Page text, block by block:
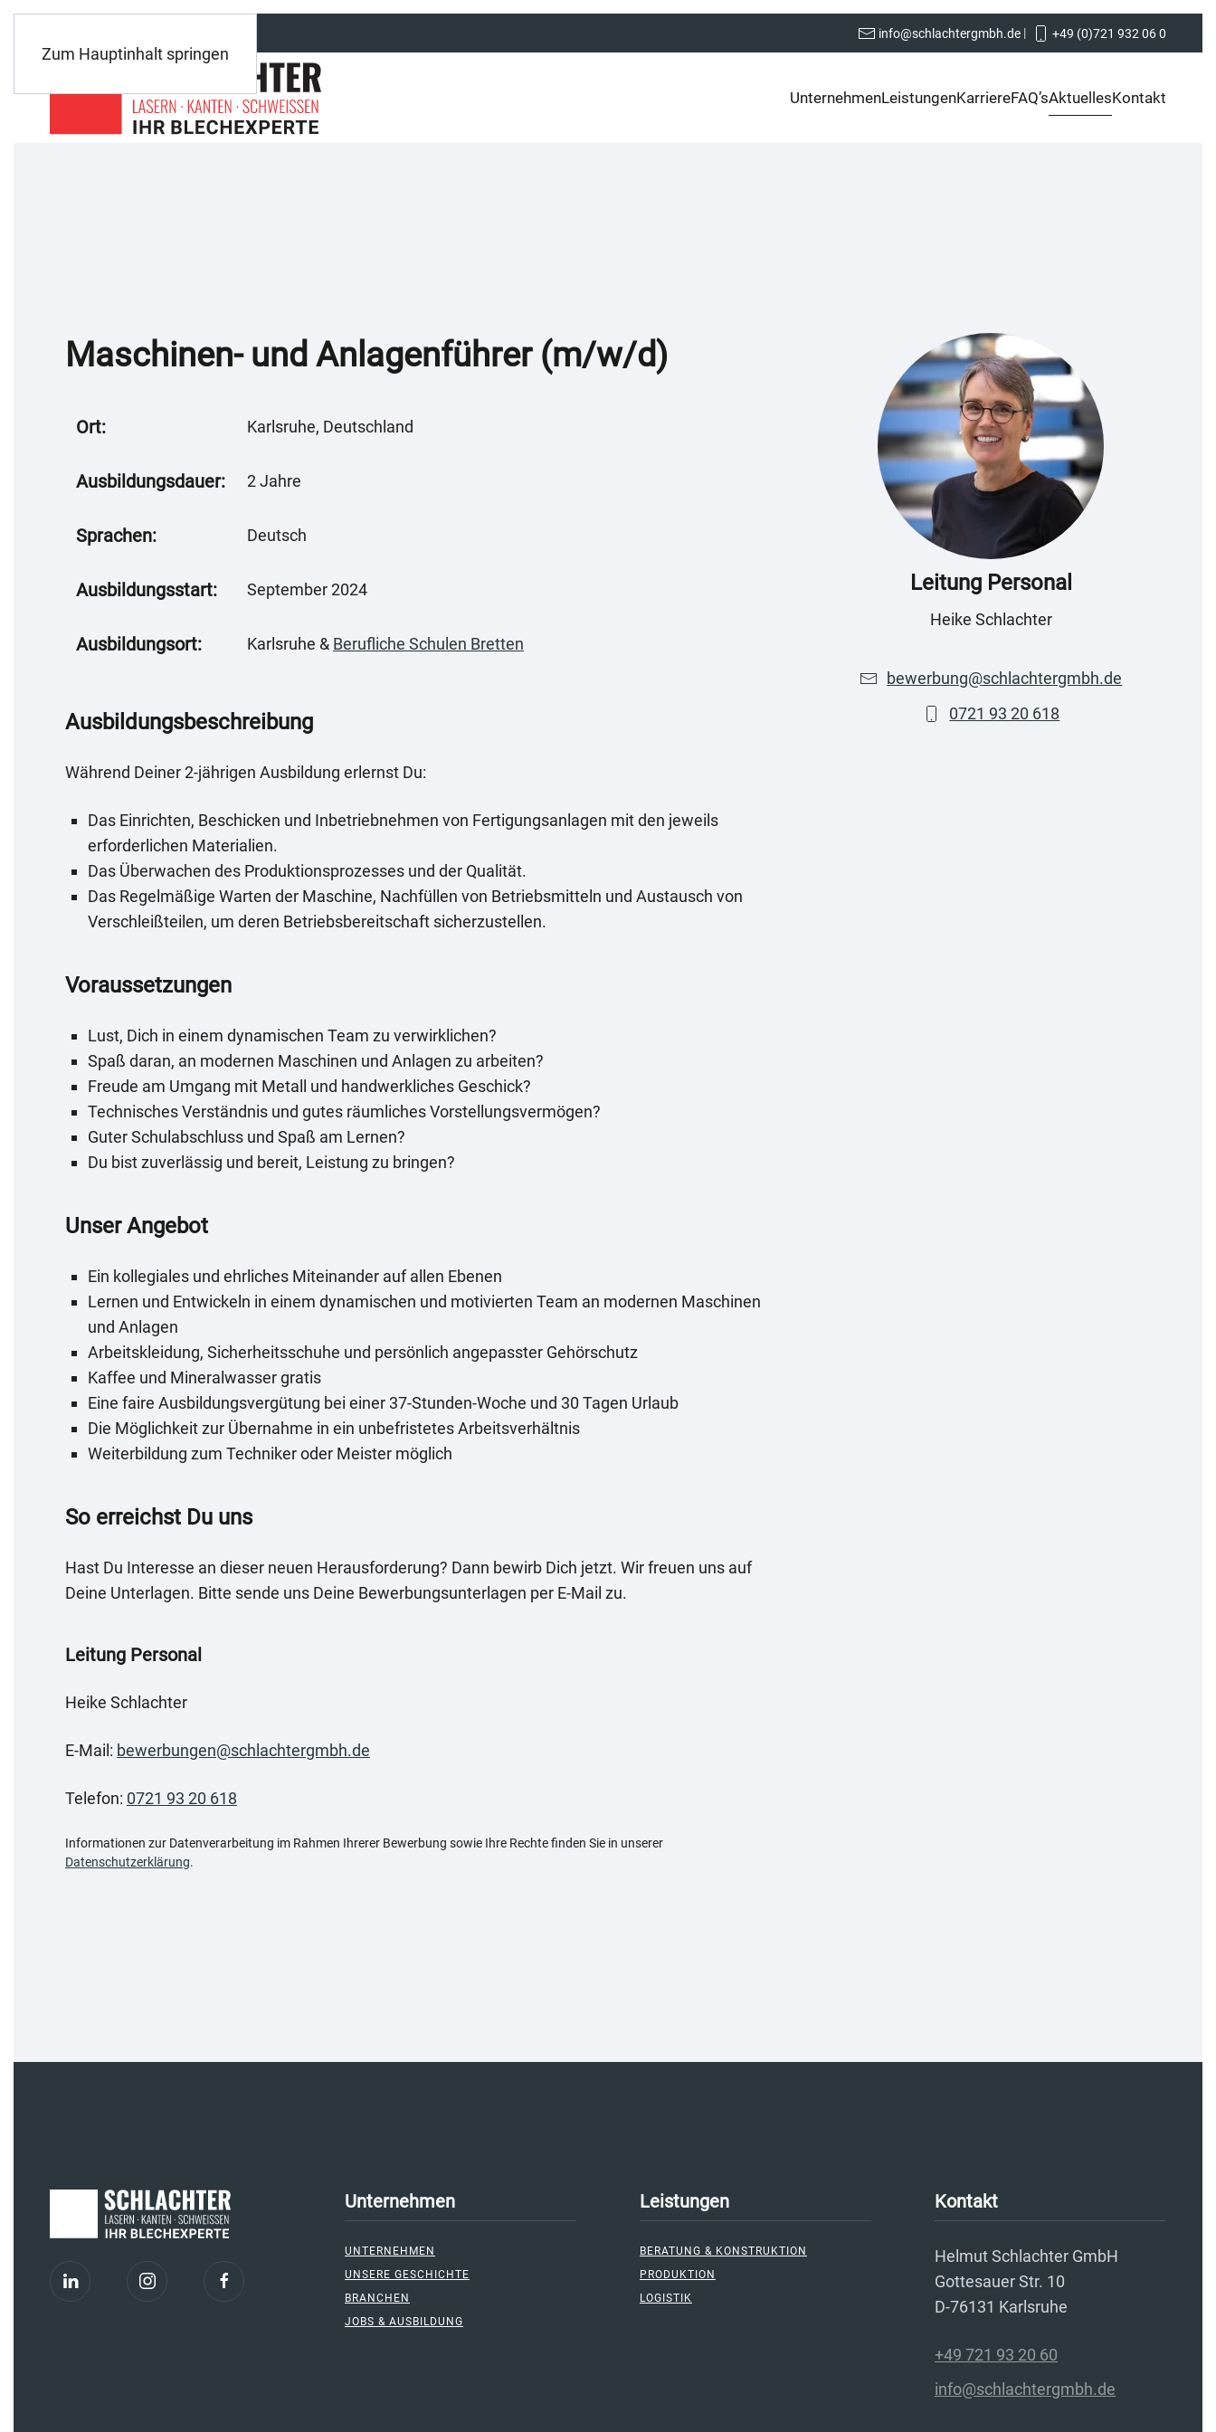
Zum Hauptinhalt springen
info@schlachtergmbh.de | +49 (0)721 932 06 0
UnternehmenLeistungenKarriereFAQ’sAktuellesKontakt
Maschinen- und Anlagenführer (m/w/d)
Ort: Karlsruhe, Deutschland
Ausbildungsdauer: 2 Jahre
Sprachen: Deutsch
Ausbildungsstart: September 2024
Ausbildungsort: Karlsruhe & Berufliche Schulen Bretten
Ausbildungsbeschreibung
Während Deiner 2-jährigen Ausbildung erlernst Du:
Das Einrichten, Beschicken und Inbetriebnehmen von Fertigungsanlagen mit den jeweils
erforderlichen Materialien.
Das Überwachen des Produktionsprozesses und der Qualität.
Das Regelmäßige Warten der Maschine, Nachfüllen von Betriebsmitteln und Austausch von
Verschleißteilen, um deren Betriebsbereitschaft sicherzustellen.
Voraussetzungen
Lust, Dich in einem dynamischen Team zu verwirklichen?
Spaß daran, an modernen Maschinen und Anlagen zu arbeiten?
Freude am Umgang mit Metall und handwerkliches Geschick?
Technisches Verständnis und gutes räumliches Vorstellungsvermögen?
Guter Schulabschluss und Spaß am Lernen?
Du bist zuverlässig und bereit, Leistung zu bringen?
Unser Angebot
Ein kollegiales und ehrliches Miteinander auf allen Ebenen
Lernen und Entwickeln in einem dynamischen und motivierten Team an modernen Maschinen
und Anlagen
Arbeitskleidung, Sicherheitsschuhe und persönlich angepasster Gehörschutz
Kaffee und Mineralwasser gratis
Eine faire Ausbildungsvergütung bei einer 37-Stunden-Woche und 30 Tagen Urlaub
Die Möglichkeit zur Übernahme in ein unbefristetes Arbeitsverhältnis
Weiterbildung zum Techniker oder Meister möglich
So erreichst Du uns
Hast Du Interesse an dieser neuen Herausforderung? Dann bewirb Dich jetzt. Wir freuen uns auf
Deine Unterlagen. Bitte sende uns Deine Bewerbungsunterlagen per E-Mail zu.
Leitung Personal
Heike Schlachter
E-Mail: bewerbungen@schlachtergmbh.de
Telefon: 0721 93 20 618
Informationen zur Datenverarbeitung im Rahmen Ihrerer Bewerbung sowie Ihre Rechte finden Sie in unserer
Datenschutzerklärung.
Leitung Personal
Heike Schlachter
bewerbung@schlachtergmbh.de
0721 93 20 618
Unternehmen
UNTERNEHMEN
UNSERE GESCHICHTE
BRANCHEN
JOBS & AUSBILDUNG
Leistungen
BERATUNG & KONSTRUKTION
PRODUKTION
LOGISTIK
Kontakt
Helmut Schlachter GmbH
Gottesauer Str. 10
D-76131 Karlsruhe
+49 721 93 20 60
info@schlachtergmbh.de